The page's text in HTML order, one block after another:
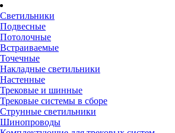
Светильники
Подвесные
Потолочные
Встраиваемые
Точечные
Накладные светильники
Настенные
Трековые и шинные
Трековые системы в сборе
Струнные светильники
Шинопроводы